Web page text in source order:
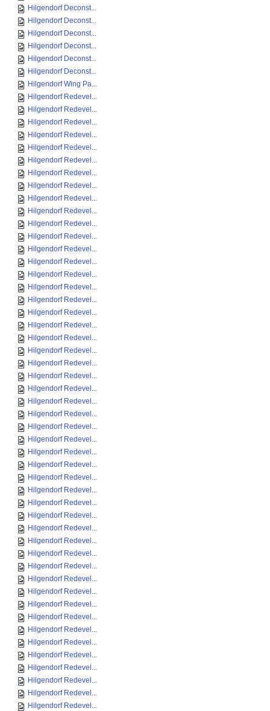
Hilgendorf Deconst...
Hilgendorf Deconst...
Hilgendorf Deconst...
Hilgendorf Deconst...
Hilgendorf Deconst...
Hilgendorf Deconst...
Hilgendorf Wing Pa...
Hilgendorf Redevel...
Hilgendorf Redevel...
Hilgendorf Redevel...
Hilgendorf Redevel...
Hilgendorf Redevel...
Hilgendorf Redevel...
Hilgendorf Redevel...
Hilgendorf Redevel...
Hilgendorf Redevel...
Hilgendorf Redevel...
Hilgendorf Redevel...
Hilgendorf Redevel...
Hilgendorf Redevel...
Hilgendorf Redevel...
Hilgendorf Redevel...
Hilgendorf Redevel...
Hilgendorf Redevel...
Hilgendorf Redevel...
Hilgendorf Redevel...
Hilgendorf Redevel...
Hilgendorf Redevel...
Hilgendorf Redevel...
Hilgendorf Redevel...
Hilgendorf Redevel...
Hilgendorf Redevel...
Hilgendorf Redevel...
Hilgendorf Redevel...
Hilgendorf Redevel...
Hilgendorf Redevel...
Hilgendorf Redevel...
Hilgendorf Redevel...
Hilgendorf Redevel...
Hilgendorf Redevel...
Hilgendorf Redevel...
Hilgendorf Redevel...
Hilgendorf Redevel...
Hilgendorf Redevel...
Hilgendorf Redevel...
Hilgendorf Redevel...
Hilgendorf Redevel...
Hilgendorf Redevel...
Hilgendorf Redevel...
Hilgendorf Redevel...
Hilgendorf Redevel...
Hilgendorf Redevel...
Hilgendorf Redevel...
Hilgendorf Redevel...
Hilgendorf Redevel...
Hilgendorf Redevel...